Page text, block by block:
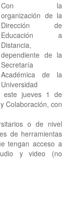
Con la
organización de la
Dirección de
Educación a
Distancia,
dependiente de la
Secretaría
Académica de la
Universidad
este jueves 1 de
Colaboración, con
o de nivel
de herramientas
tengan acceso a
y video (no